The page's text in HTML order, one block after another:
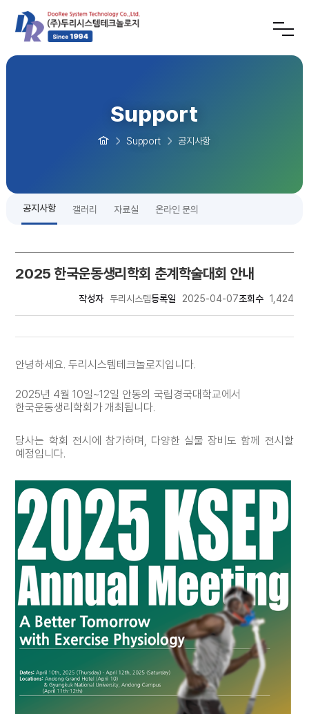
Support
Support 공지사항
공지사항 갤러리 자료실 온라인 문의
2025 한국운동생리학회 춘계학술대회 안내
작성자 두리시스템등록일 2025-04-07조회수 1,424
안녕하세요.두리시스템테크놀로지입니다.
2025년 4월 10일~12일 안동의 국립경국대학교에서
한국운동생리학회가 개최됩니다.
당사는 학회 전시에 참가하며, 다양한 실물 장비도 함께 전시할
예정입니다.